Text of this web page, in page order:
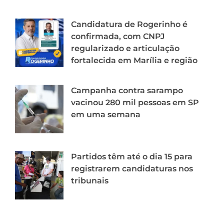
Candidatura de Rogerinho é
confirmada, com CNPJ
regularizado e articulação
fortalecida em Marília e região
Campanha contra sarampo
vacinou 280 mil pessoas em SP
em uma semana
Partidos têm até o dia 15 para
registrarem candidaturas nos
tribunais